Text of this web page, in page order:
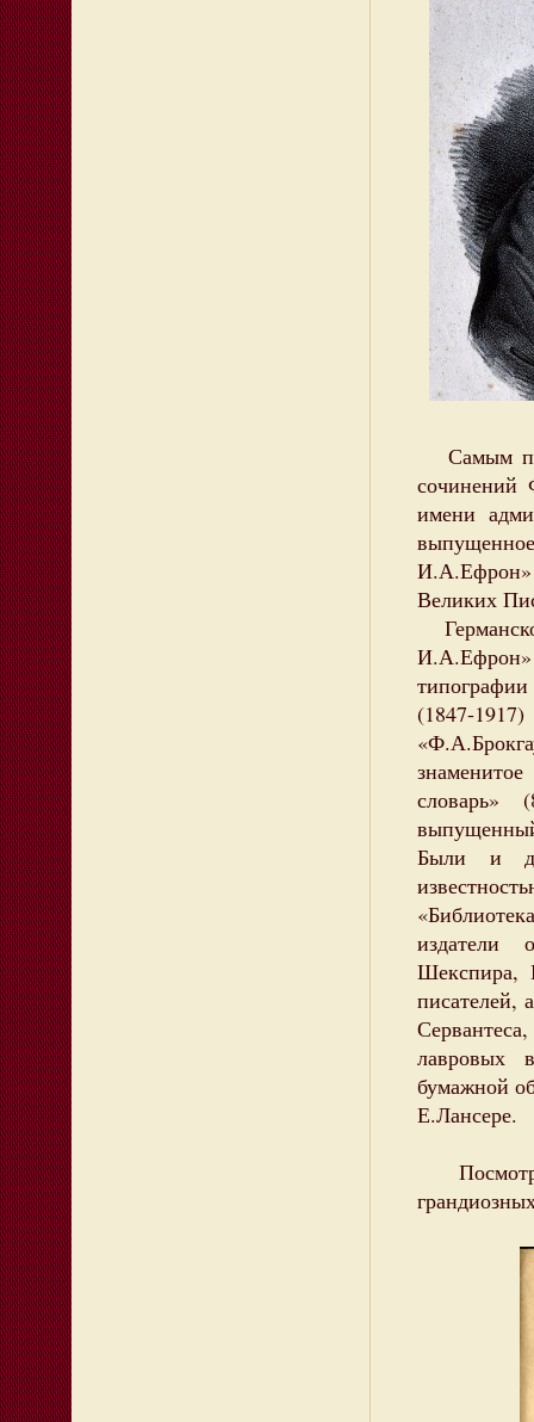
Самым
сочинений
имени
И.А.Ефрон»
Великих
И.А.Ефрон»
(1847-
словарь»
Были и
издатели
Шекспира,
писателей,
лавровых
бумажной
Е.Лансере.